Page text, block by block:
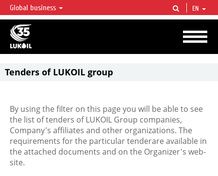
LUKOIL OVERVIEW
LUKOIL is one of the largest oil & gas vertical integrated companies in the world
accounting for over 2% of crude production and circa 1% of proved hydrocarbon
reserves globally.
Global business EN
Tenders of LUKOIL group
By using the filter on this page you will be able to see
the list of tenders of LUKOIL Group companies,
Company's affiliates and other organizations. The
requirements for the particular tenderare available in
the attached documents and on the Organizer's web-
site.